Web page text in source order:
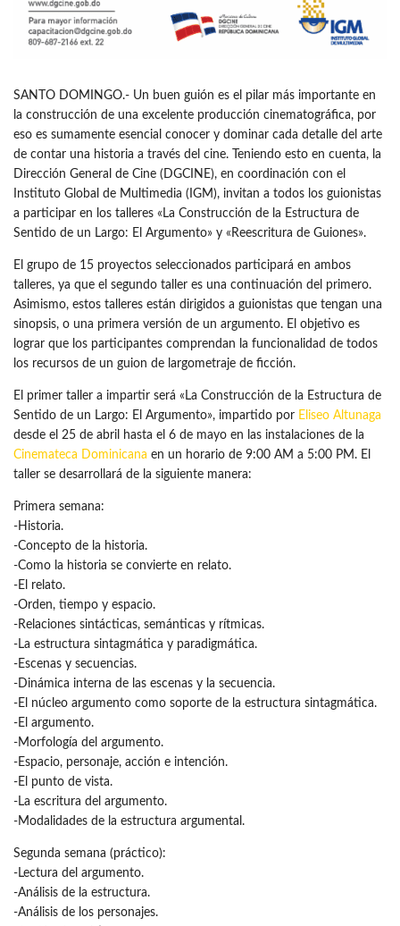
SANTO DOMINGO.- Un buen guión es el pilar más importante en
la construcción de una excelente producción cinematográfica, por
eso es sumamente esencial conocer y dominar cada detalle del arte
de contar una historia a través del cine. Teniendo esto en cuenta, la
Dirección General de Cine (DGCINE), en coordinación con el
Instituto Global de Multimedia (IGM), invitan a todos los guionistas
a participar en los talleres «La Construcción de la Estructura de
Sentido de un Largo: El Argumento» y «Reescritura de Guiones».
El grupo de 15 proyectos seleccionados participará en ambos
talleres, ya que el segundo taller es una continuación del primero.
Asimismo, estos talleres están dirigidos a guionistas que tengan una
sinopsis, o una primera versión de un argumento. El objetivo es
lograr que los participantes comprendan la funcionalidad de todos
los recursos de un guion de largometraje de ficción.
El primer taller a impartir será «La Construcción de la Estructura de
Sentido de un Largo: El Argumento», impartido por Eliseo Altunaga
desde el 25 de abril hasta el 6 de mayo en las instalaciones de la
Cinemateca Dominicana en un horario de 9:00 AM a 5:00 PM. El
taller se desarrollará de la siguiente manera:
Primera semana:
-Historia.
-Concepto de la historia.
-Como la historia se convierte en relato.
-El relato.
-Orden, tiempo y espacio.
-Relaciones sintácticas, semánticas y rítmicas.
-La estructura sintagmática y paradigmática.
-Escenas y secuencias.
-Dinámica interna de las escenas y la secuencia.
-El núcleo argumento como soporte de la estructura sintagmática.
-El argumento.
-Morfología del argumento.
-Espacio, personaje, acción e intención.
-El punto de vista.
-La escritura del argumento.
-Modalidades de la estructura argumental.
Segunda semana (práctico):
-Lectura del argumento.
-Análisis de la estructura.
-Análisis de los personajes.